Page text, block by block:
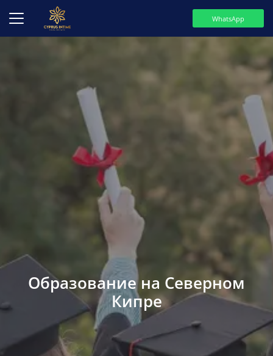
WhatsApp
Образование на Северном
Кипре